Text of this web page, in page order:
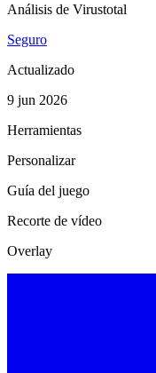
Análisis de Virustotal
Seguro
Actualizado
9 jun 2026
Herramientas
Personalizar
Guía del juego
Recorte de vídeo
Overlay